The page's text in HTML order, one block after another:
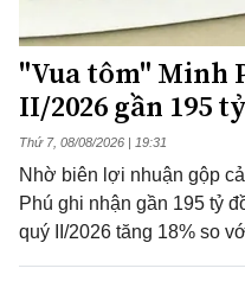
"Vua tôm" Minh
II/2026 gần 195
Thứ 7, 08/08/2026 | 19:31
Nhờ biên lợi nhuận gộp
Phú ghi nhận gần 195 tỷ
quý II/2026 tăng 18% so